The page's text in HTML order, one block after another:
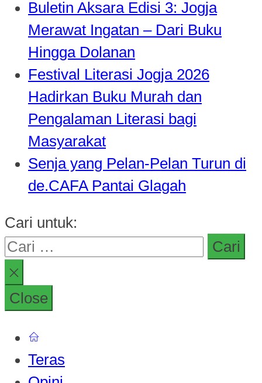
Buletin Aksara Edisi 3: Jogja
Merawat Ingatan – Dari Buku
Hingga Dolanan
Festival Literasi Jogja 2026
Hadirkan Buku Murah dan
Pengalaman Literasi bagi
Masyarakat
Senja yang Pelan-Pelan Turun di
de.CAFA Pantai Glagah
Cari untuk:
Close
Teras